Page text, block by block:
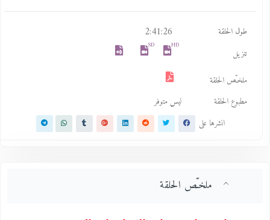
طول الحلقة 2:41:26
تنزيل
HD
SD
ملخـّص الحلقة
مطبوع الحلقة
ليس متوفر
انشرها على
ملخـّص الحلقة